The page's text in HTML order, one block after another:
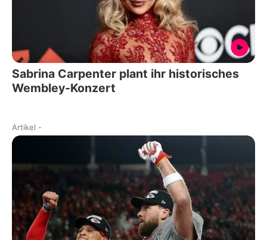
Sabrina Carpenter plant ihr historisches
Wembley-Konzert
Artikel -